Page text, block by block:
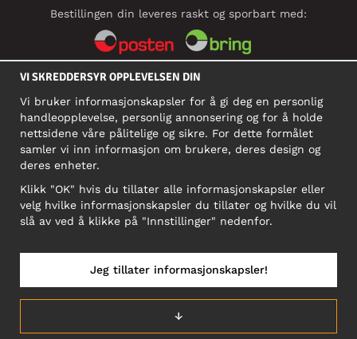
Bestillingen din leveres raskt og sporbart med:
SOSIALE MEDIER
BEDRIFT
911 891 581 MVA
NB! Ikke bruk denne adressen til å sende produkter i retur!
NORGE/NORSK
VI SKREDDERSYR OPPLEVELSEN DIN
Vi bruker informasjonskapsler for å gi deg en personlig
handleopplevelse, personlig annonsering og for å holde
nettsidene våre pålitelige og sikre. For dette formålet
samler vi inn informasjon om brukere, deres design og
deres enheter.
Klikk "OK" hvis du tillater alle informasjonskapsler eller
velg hvilke informasjonskapsler du tillater og hvilke du vil
slå av ved å klikke på "Innstillinger" nedenfor.
↓
Jeg tillater informasjonskapsler!